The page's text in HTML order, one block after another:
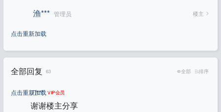
渔*** 管理员 楼主
点击重新加载
全部回复 63 排序
全部
点击重新加载
刀*** VIP会员
谢谢楼主分享